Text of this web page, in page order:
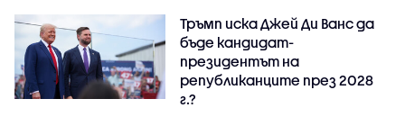
Тръмп иска Джей Ди Ванс да
бъде кандидат-
президентът на
републиканците през 2028
г.?